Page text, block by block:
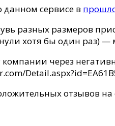
сервисе в
разных размеров
хотя бы один раз) —
через
отзывов